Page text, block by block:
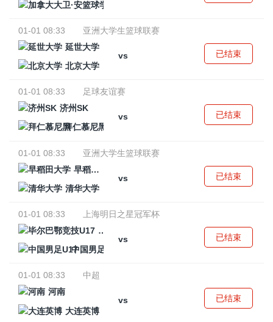
01-01 08:33
亚洲大学生篮球联赛
延世大学
vs
北京大学
已结束
01-01 08:33
足球友谊赛
济州SK
vs
拜仁慕尼黑
已结束
01-01 08:33
亚洲大学生篮球联赛
早稻田大学
vs
清华大学
已结束
01-01 08:33
上海明日之星冠军杯
毕尔巴鄂竞技U17
vs
中国男足U17
已结束
01-01 08:33
中超
河南
vs
大连英博
已结束